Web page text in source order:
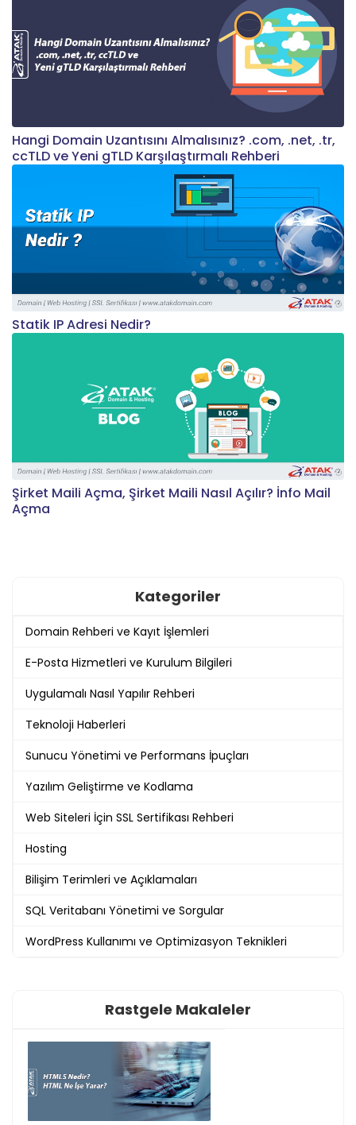
Hangi Domain Uzantısını Almalısınız? .com, .net, .tr,
ccTLD ve Yeni gTLD Karşılaştırmalı Rehberi
Statik IP Adresi Nedir?
Şirket Maili Açma, Şirket Maili Nasıl Açılır? İnfo Mail
Açma
Kategoriler
Domain Rehberi ve Kayıt İşlemleri
E-Posta Hizmetleri ve Kurulum Bilgileri
Uygulamalı Nasıl Yapılır Rehberi
Teknoloji Haberleri
Sunucu Yönetimi ve Performans İpuçları
Yazılım Geliştirme ve Kodlama
Web Siteleri İçin SSL Sertifikası Rehberi
Hosting
Bilişim Terimleri ve Açıklamaları
SQL Veritabanı Yönetimi ve Sorgular
WordPress Kullanımı ve Optimizasyon Teknikleri
Rastgele Makaleler